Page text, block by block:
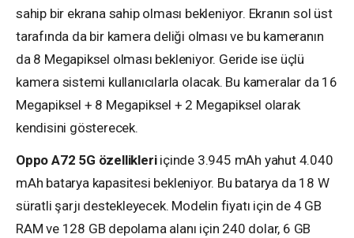
sahip bir ekrana sahip olması bekleniyor. Ekranın sol üst
tarafında da bir kamera deliği olması ve bu kameranın
da 8 Megapiksel olması bekleniyor. Geride ise üçlü
kamera sistemi kullanıcılarla olacak. Bu kameralar da 16
Megapiksel + 8 Megapiksel + 2 Megapiksel olarak
kendisini gösterecek.
Oppo A72 5G özellikleriiçinde 3.945 mAh yahut 4.040
mAh batarya kapasitesi bekleniyor. Bu batarya da 18 W
süratli şarjı destekleyecek. Modelin fiyatı için de 4 GB
RAM ve 128 GB depolama alanı için 240 dolar, 6 GB